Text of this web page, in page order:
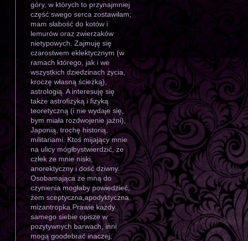
góry, w których to przynajmniej
część swego serca zostawiłam;
mam słabość do kotów i
lemurów oraz zwierzaków
nietypowych. Zajmuję się
czarostwem eklektycznym (w
ramach którego, jak i we
wszystkich dziedzinach życia,
kroczę własną ścieżką),
astrologią. A interesuję się
także astrofizyką i fizyką
teoretyczną (i nie wydaje się,
bym miała rozdwojenie jaźni),
Japonią, trochę historią,
militariami. Ktoś mijający mnie
na ulicy mógłbystwierdzić, że
człek ze mnie niski,
anorektyczny i dość dziwny.
Osobamająca ze mną do
czynienia mogłaby powiedzieć,
żem sceptyczna,apodyktyczna
mizantropka.Prawie każdy
samego siebie opisze w
pozytywnych barwach, inni
mogą goodebrać inaczej,